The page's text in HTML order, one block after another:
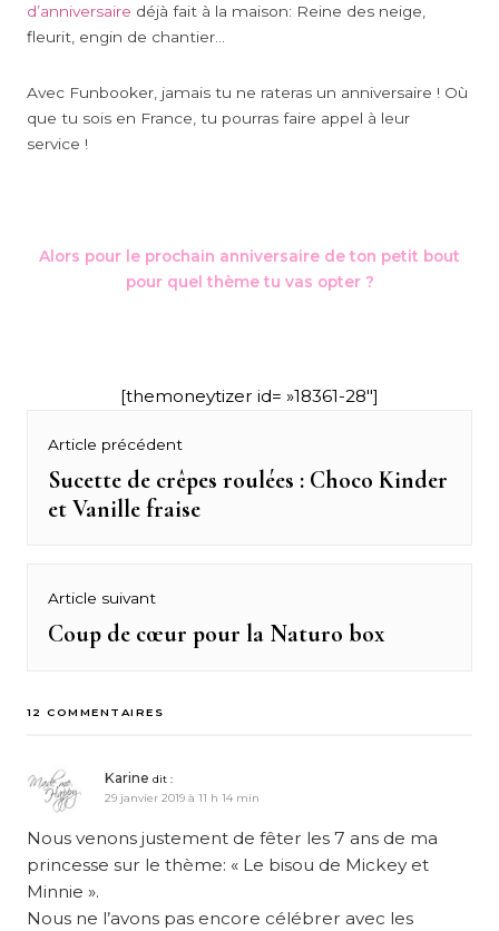
d’anniversaire déjà fait à la maison: Reine des neige,
fleurit, engin de chantier…
Avec Funbooker, jamais tu ne rateras un anniversaire ! Où
que tu sois en France, tu pourras faire appel à leur
service !
Alors pour le prochain anniversaire de ton petit bout
pour quel thème tu vas opter ?
[themoneytizer id= »18361-28″]
Navigation
de
l’article
Article précédent
Previous
post:
Sucette de crêpes roulées : Choco Kinder
et Vanille fraise
Article suivant
Next
Coup de cœur pour la Naturo box
12 COMMENTAIRES
Karine dit :
29 janvier 2019 à 11 h 14 min
Nous venons justement de fêter les 7 ans de ma
princesse sur le thème: « Le bisou de Mickey et
Minnie ».
Nous ne l’avons pas encore célébrer avec les